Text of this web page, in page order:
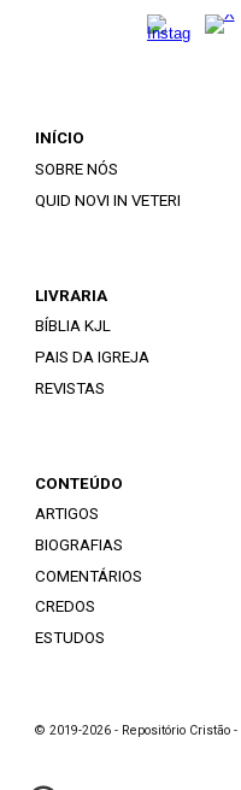
INÍCIO
SOBRE NÓS
QUID NOVI IN VETERI
LIVRARIA
BÍBLIA KJL
PAIS DA IGREJA
REVISTAS
CONTEÚDO
ARTIGOS
BIOGRAFIAS
COMENTÁRIOS
CREDOS
ESTUDOS
© 2019-2026 - Repositório Cristão